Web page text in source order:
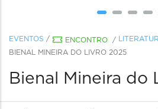
EVENTOS / ENCONTRO /
BIENAL MINEIRA DO LIVRO 2025
Bienal Mineira do